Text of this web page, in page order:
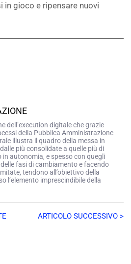
in gioco e ripensare nuovi
dell’execution digitale che grazie
della Pubblica Amministrazione
illustra il quadro della messa in
più consolidate a quelle più di
autonomia, e spesso con quegli
fasi di cambiamento e facendo
tendono all’obiettivo della
l’elemento imprescindibile della
ARTICOLO SUCCESSIVO >